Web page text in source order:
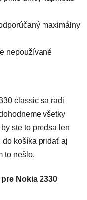
maximálny
nepoužívané
classic sa radi
všetky
ste to predsa len
do košíka pridať aj
to nešlo.
Nokia 2330